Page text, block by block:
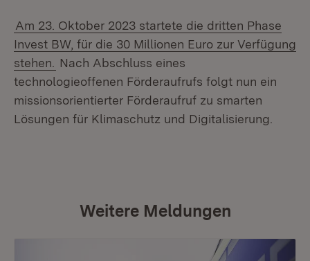
Am 23. Oktober 2023 startete die dritten Phase
Invest BW, für die 30 Millionen Euro zur Verfügung
stehen.
Nach Abschluss eines
technologieoffenen Förderaufrufs folgt nun ein
missionsorientierter Förderaufruf zu smarten
Lösungen für Klimaschutz und Digitalisierung.
Weitere Meldungen